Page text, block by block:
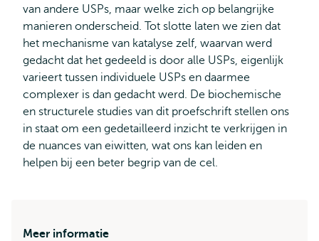
van andere USPs, maar welke zich op belangrijke
manieren onderscheid. Tot slotte laten we zien dat
het mechanisme van katalyse zelf, waarvan werd
gedacht dat het gedeeld is door alle USPs, eigenlijk
varieert tussen individuele USPs en daarmee
complexer is dan gedacht werd. De biochemische
en structurele studies van dit proefschrift stellen ons
in staat om een gedetailleerd inzicht te verkrijgen in
de nuances van eiwitten, wat ons kan leiden en
helpen bij een beter begrip van de cel.
Meer informatie